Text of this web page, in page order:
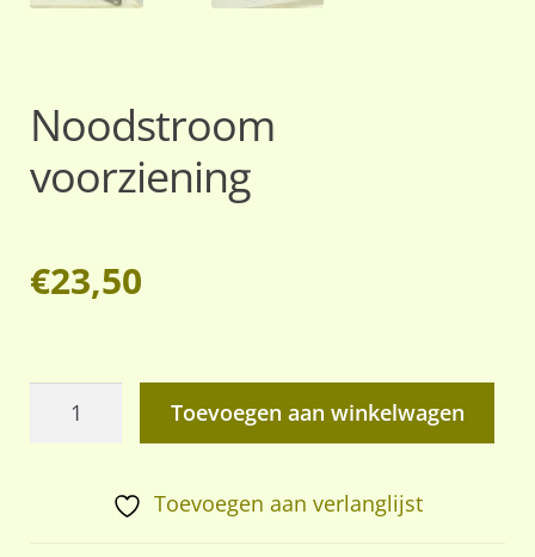
Noodstroom
voorziening
€23,50
Toevoegen aan winkelwagen
Toevoegen aan verlanglijst